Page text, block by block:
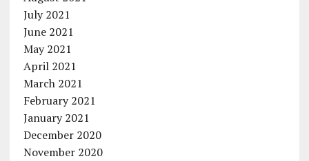
July 2021
June 2021
May 2021
April 2021
March 2021
February 2021
January 2021
December 2020
November 2020